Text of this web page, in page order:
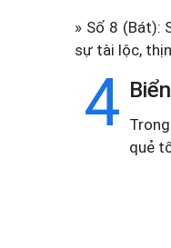
» Số 8 (Bát):
sự tài lộc,
4
quẻ